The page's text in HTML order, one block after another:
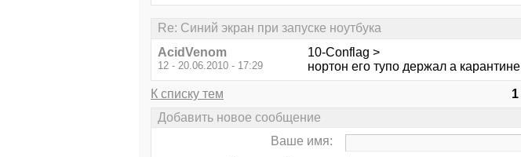
Re: Синий экран при запуске ноутбука
AcidVenom
12 - 20.06.2010 - 17:29
10-Conflag >
нортон его тупо держал а карантине
К списку тем 1
Добавить новое сообщение
Ваше имя: